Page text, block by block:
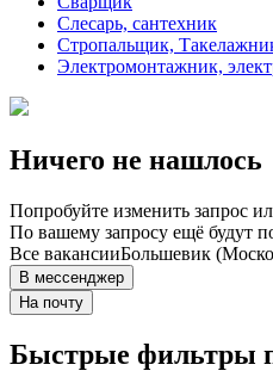
Слесарь, сантехник
Стропальщик,
Электромонтажник,
Ничего не нашлось
Попробуйте изменить запрос
По вашему запросу ещё будут
Все вакансииБольшевик
В мессенджер
На почту
Быстрые фильтры